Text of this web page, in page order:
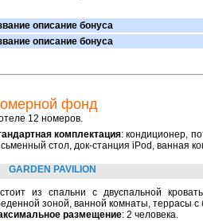
описание бонуса
описание бонуса
фонд
12 номеров.
комплектация: кондиционер,
стол, док-станция iPod, ванная
GARDEN PAVILION
из спальни с двуспальной
зоной, ванной комнаты, террасы с
размещение: 2 человека.